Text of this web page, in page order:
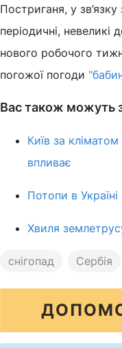
Постриганя, у
періодичні,
нового робочого
погожої погоди
Вас також можуть
Київ за
впливає
Потопи в
Хвиля
снігопад Сербія